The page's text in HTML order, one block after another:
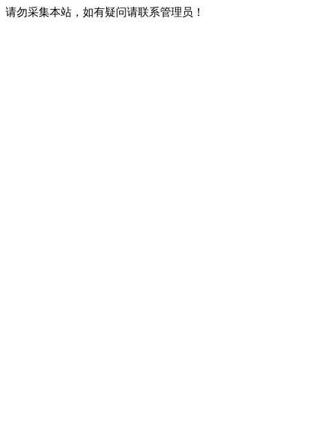
请勿采集本站，如有疑问请联系管理员！